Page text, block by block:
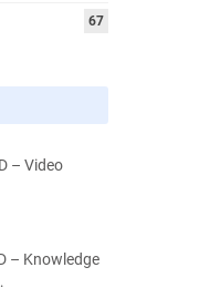
67
– Video
– Knowledge